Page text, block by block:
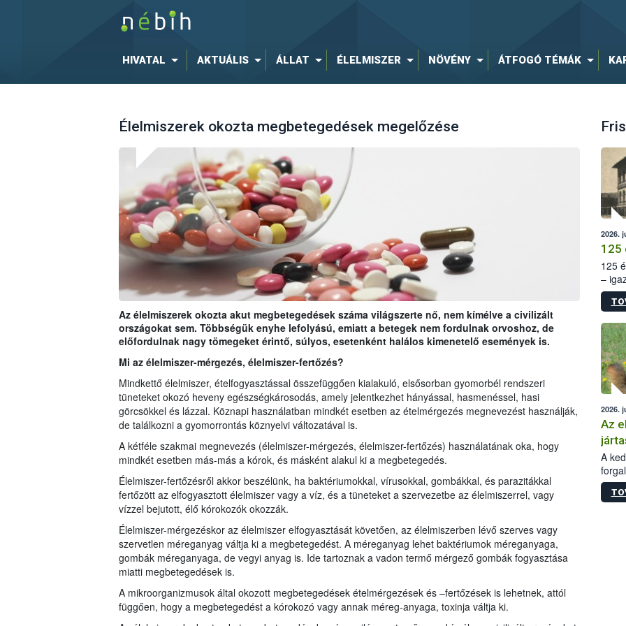
HIVATAL AKTUÁLIS ÁLLAT ÉLELMISZER NÖVÉNY ÁTFOGÓ TÉMÁK
Élelmiszerek okozta megbetegedések megelőzése
Az élelmiszerek okozta akut megbetegedések száma világszerte nő, nem kímélve a civilizált
országokat sem. Többségük enyhe lefolyású, emiatt a betegek nem fordulnak orvoshoz, de
előfordulnak nagy tömegeket érintő, súlyos, esetenként halálos kimenetelő események is.
Mi az élelmiszer-mérgezés, élelmiszer-fertőzés?
Mindkettő élelmiszer, ételfogyasztással összefüggően kialakuló, elsősorban gyomorbél rendszeri
tüneteket okozó heveny egészségkárosodás, amely jelentkezhet hányással, hasmenéssel, hasi
görcsökkel és lázzal. Köznapi használatban mindkét esetben az ételmérgezés megnevezést használják,
de találkozni a gyomorrontás köznyelvi változatával is.
A kétféle szakmai megnevezés (élelmiszer-mérgezés, élelmiszer-fertőzés) használatának oka, hogy
mindkét esetben más-más a kórok, és másként alakul ki a megbetegedés.
Élelmiszer-fertőzésről akkor beszélünk, ha baktériumokkal, vírusokkal, gombákkal, és parazitákkal
fertőzött az elfogyasztott élelmiszer vagy a víz, és a tüneteket a szervezetbe az élelmiszerrel, vagy
vízzel bejutott, élő kórokozók okozzák.
Élelmiszer-mérgezéskor az élelmiszer elfogyasztását követően, az élelmiszerben lévő szerves vagy
szervetlen méreganyag váltja ki a megbetegedést. A méreganyag lehet baktériumok méreganyaga,
gombák méreganyaga, de vegyi anyag is. Ide tartoznak a vadon termő mérgező gombák fogyasztása
miatti megbetegedések is.
A mikroorganizmusok által okozott megbetegedések ételmérgezések és –fertőzések is lehetnek, attól
függően, hogy a megbetegedést a kórokozó vagy annak méreg-anyaga, toxinja váltja ki.
2026.
125
125
–
15.
2026.
Az
A